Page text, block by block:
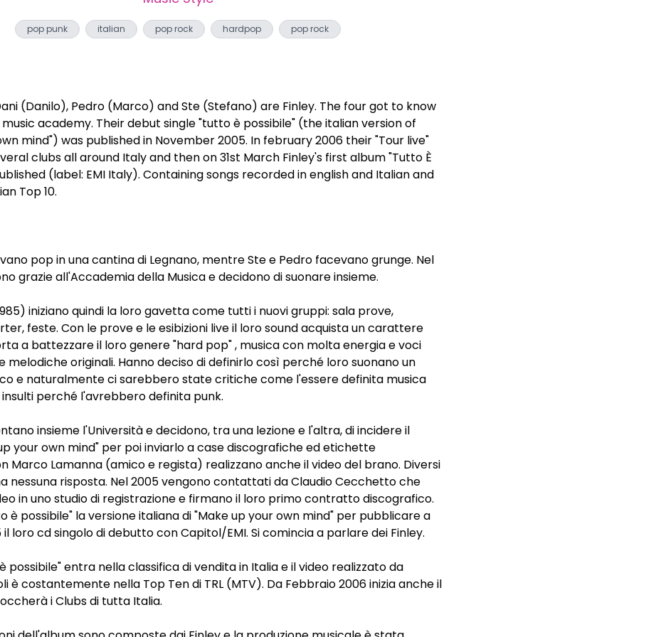
pop punk italian pop rock hardpop pop rock
(Danilo), Pedro (Marco) and Ste (Stefano) are Finley. The four got to know
academy. Their debut single "tutto è possibile" (the italian version of
mind") was published in November 2005. In february 2006 their "Tour live"
clubs all around Italy and then on 31st March Finley's first album "Tutto È
(label: EMI Italy). Containing songs recorded in english and Italian and
Top 10.
pop in una cantina di Legnano, mentre Ste e Pedro facevano grunge. Nel
grazie all'Accademia della Musica e decidono di suonare insieme.
iniziano quindi la loro gavetta come tutti i nuovi gruppi: sala prove,
feste. Con le prove e le esibizioni live il loro sound acquista un carattere
a battezzare il loro genere "hard pop" , musica con molta energia e voci
melodiche originali. Hanno deciso di definirlo così perché loro suonano un
e naturalmente ci sarebbero state critiche come l'essere definita musica
perché l'avrebbero definita punk.
insieme l'Università e decidono, tra una lezione e l'altra, di incidere il
your own mind" per poi inviarlo a case discografiche ed etichette
Marco Lamanna (amico e regista) realizzano anche il video del brano. Diversi
nessuna risposta. Nel 2005 vengono contattati da Claudio Cecchetto che
in uno studio di registrazione e firmano il loro primo contratto discografico.
è possibile" la versione italiana di "Make up your own mind" per pubblicare a
loro cd singolo di debutto con Capitol/EMI. Si comincia a parlare dei Finley.
possibile" entra nella classifica di vendita in Italia e il video realizzato da
è costantemente nella Top Ten di TRL (MTV). Da Febbraio 2006 inizia anche il
i Clubs di tutta Italia.